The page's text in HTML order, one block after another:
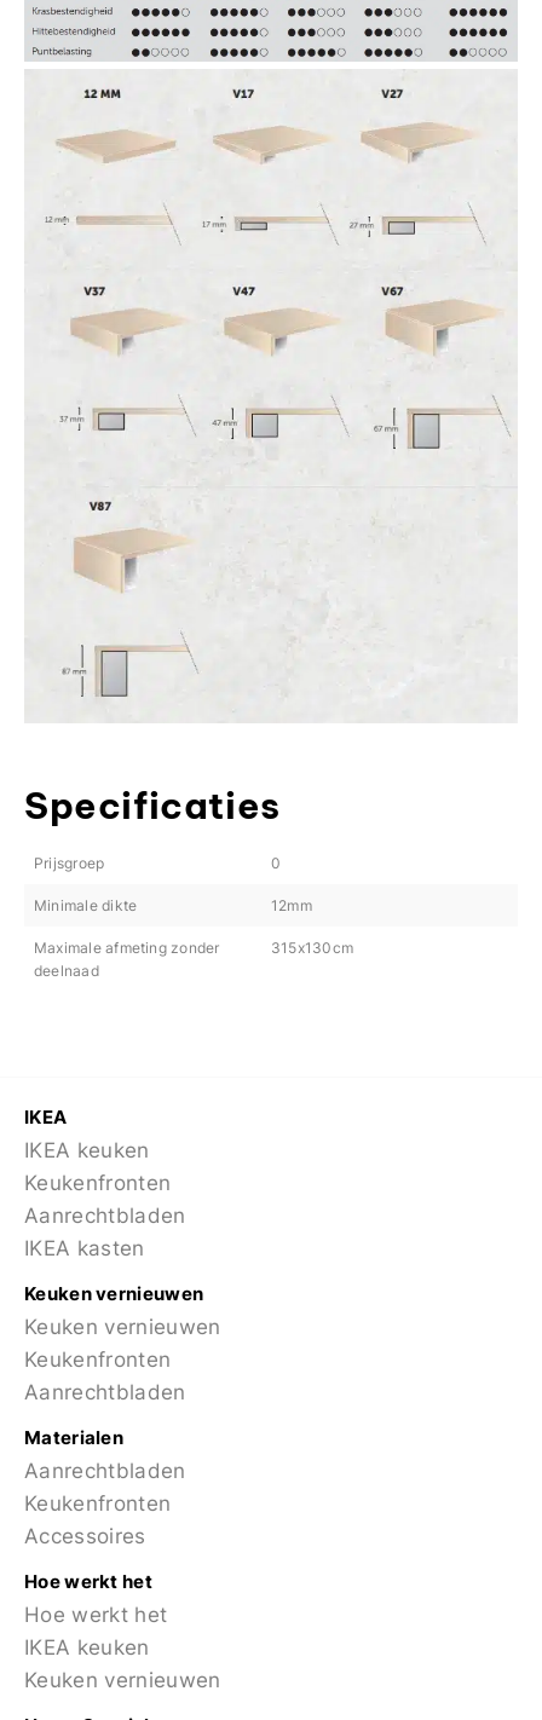
Specificaties
Prijsgroep 0
Minimale dikte 12mm
Maximale afmeting zonder
deelnaad
315x130cm
IKEA
IKEA keuken
Keukenfronten
Aanrechtbladen
IKEA kasten
Keuken vernieuwen
Keuken vernieuwen
Keukenfronten
Aanrechtbladen
Materialen
Aanrechtbladen
Keukenfronten
Accessoires
Hoe werkt het
Hoe werkt het
IKEA keuken
Keuken vernieuwen